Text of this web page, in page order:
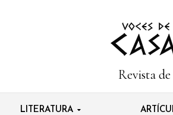
Revista
LITERATURA